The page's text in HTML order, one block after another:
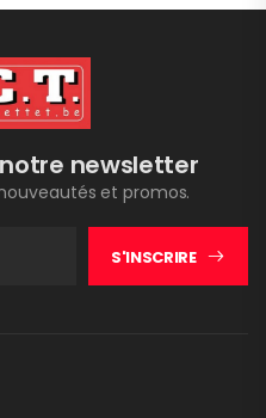
newsletter
et promos.
S'INSCRIRE